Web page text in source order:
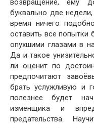
возвращение, ему
буквально две
время ничего
оставить все попытки
опухшими глазами в
Да и такое
ли оценит по
предпочитают
брать услужливую и
полезнее будет
изменщика и
предательства.